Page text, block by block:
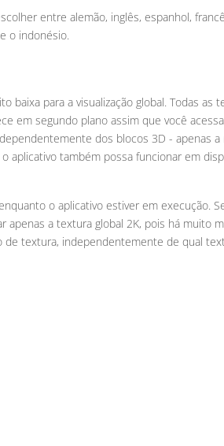
entre alemão, inglês, espanhol,
o indonésio.
para a visualização global. Todas as
em segundo plano assim que você
dos blocos 3D - apenas a
aplicativo também possa funcionar em
o aplicativo estiver em execução.
apenas a textura global 2K, pois há muito
textura, independentemente de qual